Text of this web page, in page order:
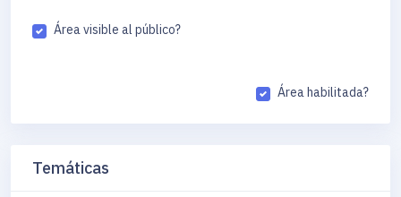
Área visible al público?
Área habilitada?
Temáticas